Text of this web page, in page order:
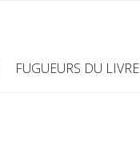
FUGUEURS DU LIVRE